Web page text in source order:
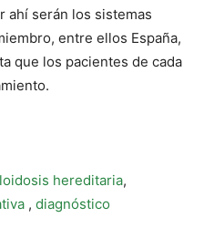
ahí serán los sistemas
entre ellos España,
que los pacientes de cada
hereditaria,
, diagnóstico